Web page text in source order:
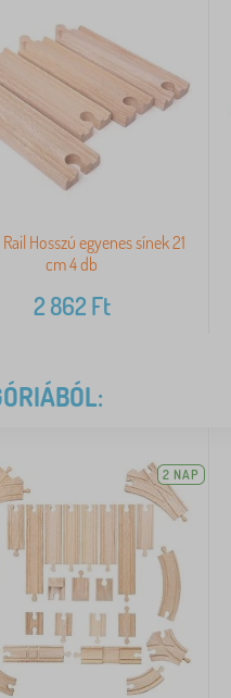
Hosszú egyenes sínek 21
cm 4 db
2 862 Ft
2 NAP